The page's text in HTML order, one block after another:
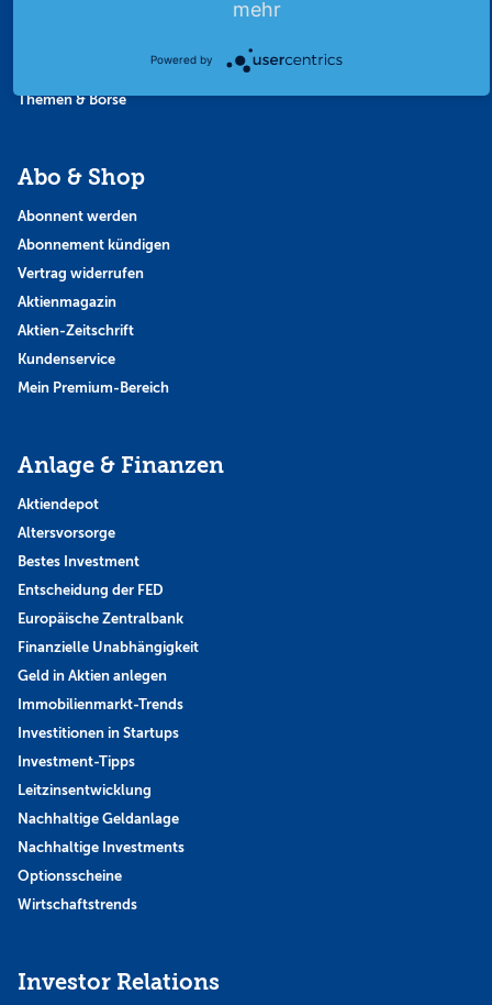
Themen & Börse
Abo & Shop
Abonnent werden
Abonnement kündigen
Vertrag widerrufen
Aktienmagazin
Aktien-Zeitschrift
Kundenservice
Mein Premium-Bereich
Anlage & Finanzen
Aktiendepot
Altersvorsorge
Bestes Investment
Entscheidung der FED
Europäische Zentralbank
Finanzielle Unabhängigkeit
Geld in Aktien anlegen
Immobilienmarkt-Trends
Investitionen in Startups
Investment-Tipps
Leitzinsentwicklung
Nachhaltige Geldanlage
Nachhaltige Investments
Optionsscheine
Wirtschaftstrends
Investor Relations
mehr
Powered by